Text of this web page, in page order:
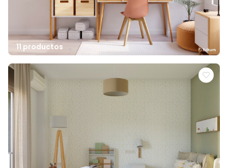
11 productos